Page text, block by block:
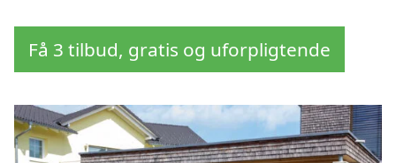
Få 3 tilbud, gratis og uforpligtende